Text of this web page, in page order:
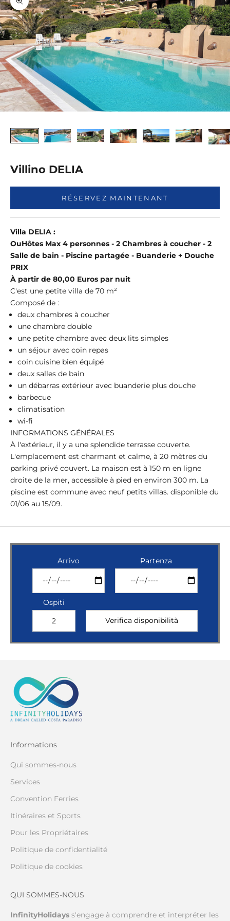
Agrandir l'image
Villino DELIA
RÉSERVEZ MAINTENANT
Villa DELIA :
OuHôtes Max 4 personnes - 2 Chambres à coucher - 2
Salle de bain - Piscine partagée - Buanderie + Douche
PRIX
À partir de 80,00 Euros par nuit
C'est une petite villa de 70 m²
Composé de :
deux chambres à coucher
une chambre double
une petite chambre avec deux lits simples
un séjour avec coin repas
coin cuisine bien équipé
deux salles de bain
un débarras extérieur avec buanderie plus douche
barbecue
climatisation
wi-fi
INFORMATIONS GÉNÉRALES
À l'extérieur, il y a une splendide terrasse couverte.
L'emplacement est charmant et calme, à 20 mètres du
parking privé couvert. La maison est à 150 m en ligne
droite de la mer, accessible à pied en environ 300 m. La
piscine est commune avec neuf petits villas. disponible du
01/06 au 15/09.
Arrivo Partenza
Ospiti
Informations
Qui sommes-nous
Services
Convention Ferries
Itinéraires et Sports
Pour les Propriétaires
Politique de confidentialité
Politique de cookies
QUI SOMMES-NOUS
InfinityHolidays s'engage à comprendre et interpréter les